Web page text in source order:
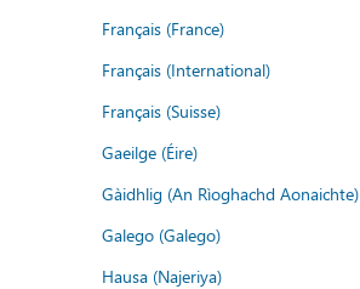
Français (France)
Français (International)
Français (Suisse)
Gaeilge (Éire)
Gàidhlig (An Rìoghachd Aonaichte)
Galego (Galego)
Hausa (Najeriya)